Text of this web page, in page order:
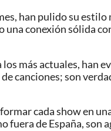
han pulido su
una conexión sólida
más actuales, han
canciones; son
cada show en
de España, son